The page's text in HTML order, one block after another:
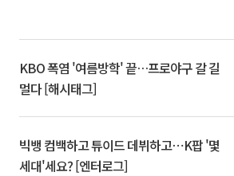
KBO 폭염 '여름방학' 끝…프로야구 갈 길
멀다 [해시태그]
빅뱅 컴백하고 튜이드 데뷔하고⋯K팝 '몇
세대'세요? [엔터로그]